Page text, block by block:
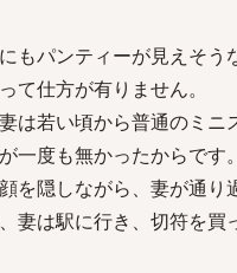
もパンティーが見えそう
て仕方が有りません。
は若い頃から普通のミニ
一度も無かったからです。
を隠しながら、妻が通り
妻は駅に行き、切符を買